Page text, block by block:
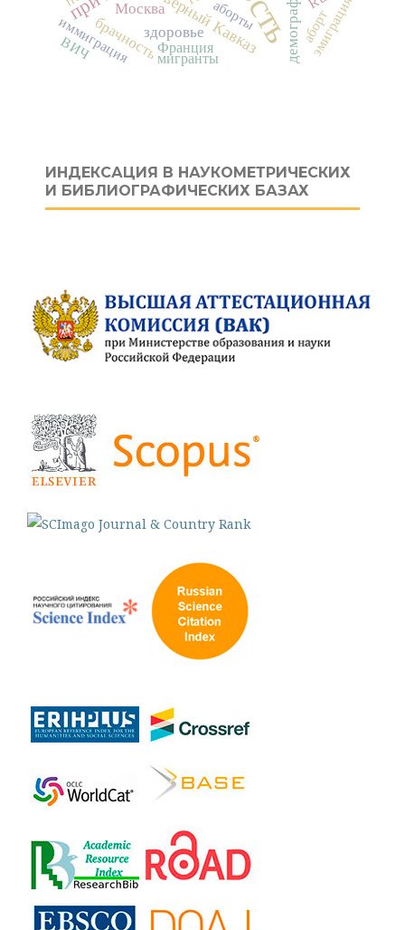
Северный Кавказ
Москва
брачность демография
здоровье
Франция
аборт
эмиграция
иммиграция мигранты
аборты
ВИЧ
ИНДЕКСАЦИЯ В НАУКОМЕТРИЧЕСКИХ
И БИБЛИОГРАФИЧЕСКИХ БАЗАХ